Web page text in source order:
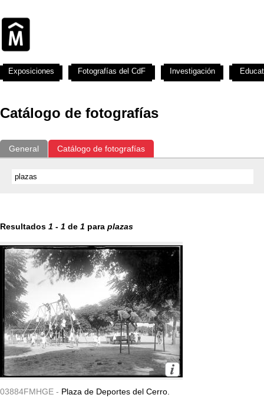
Catálogo de fotografías
General Catálogo de fotografías
Resultados 1 - 1 de 1 para plazas
03884FMHGE - Plaza de Deportes del Cerro.
Exposiciones Fotografías del CdF Investigación